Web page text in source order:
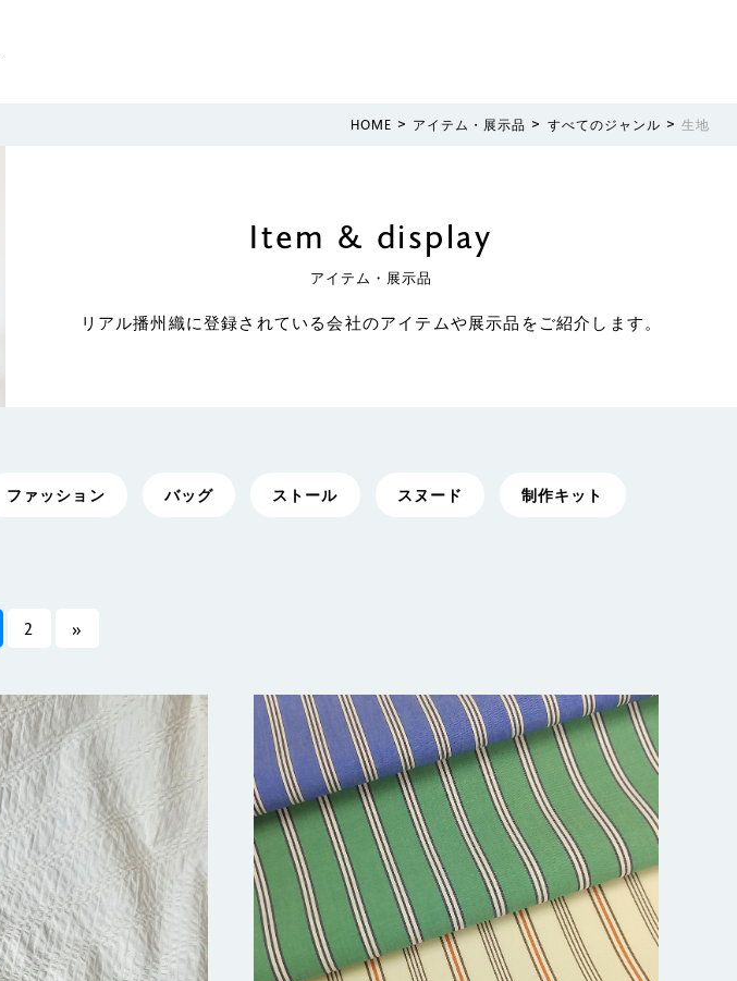
HOME > アイテム・展示品 > すべてのジャンル >生地
Item & display
アイテム・展示品
リアル播州織に登録されている会社のアイテムや展示品をご紹介します。
ファッション バッグ ストール スヌード 制作キット
2 »